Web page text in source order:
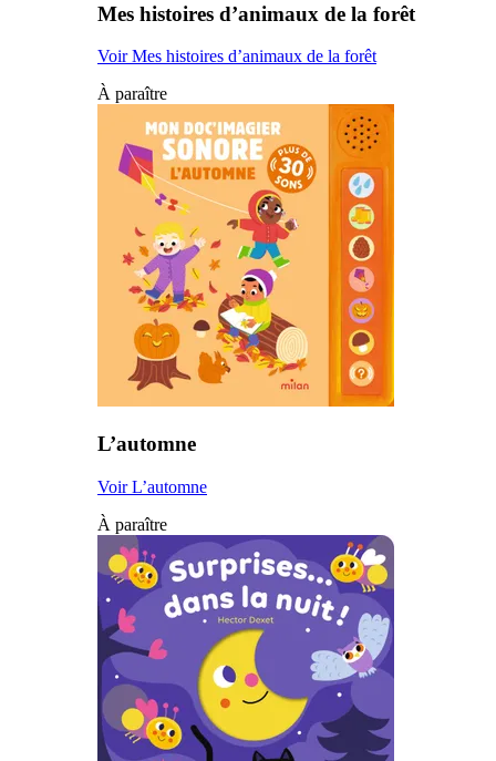
Mes histoires d’animaux de la forêt
Voir Mes histoires d’animaux de la forêt
À paraître
L’automne
Voir L’automne
À paraître